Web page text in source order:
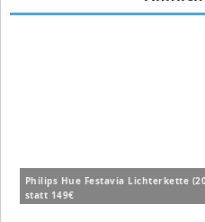
Philips Hue Festavia Lichterkette
statt 149€